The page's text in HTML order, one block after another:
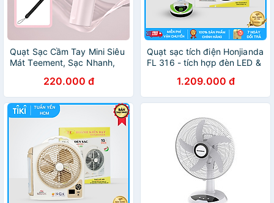
Quạt Sạc Cầm Tay Mini Siêu
Mát Teement, Sạc Nhanh,
100 Chế Độ Gió - Hàng
Chính Hãng
220.000 đ
Quạt sạc tích điện Honjianda
FL 316 - tích hợp đèn LED &
1.209.000 đ